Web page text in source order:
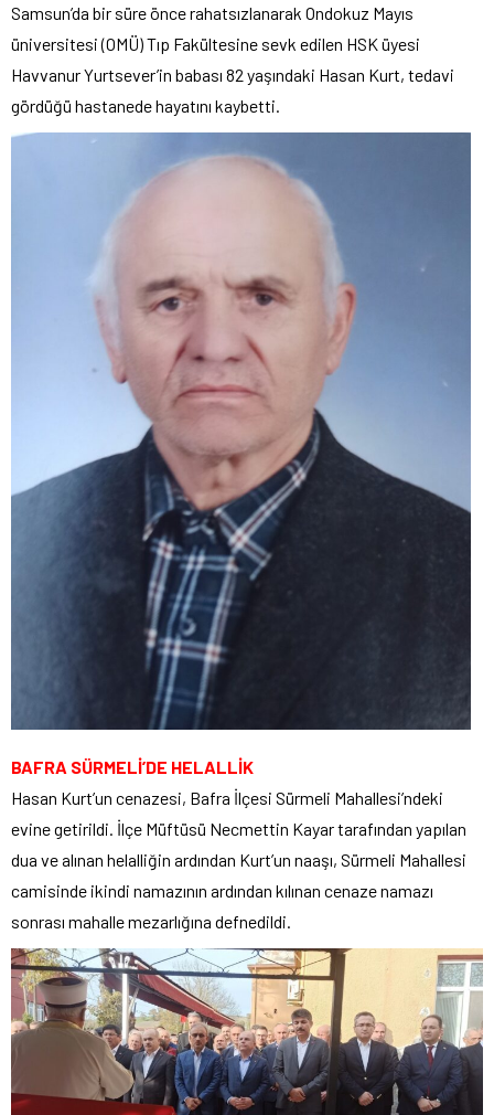
Samsun’da bir süre önce rahatsızlanarak Ondokuz Mayıs
üniversitesi (OMÜ) Tıp Fakültesine sevk edilen HSK üyesi
Havvanur Yurtsever’in babası 82 yaşındaki Hasan Kurt, tedavi
gördüğü hastanede hayatını kaybetti.
BAFRA SÜRMELİ’DE HELALLİK
Hasan Kurt’un cenazesi, Bafra İlçesi Sürmeli Mahallesi’ndeki
evine getirildi. İlçe Müftüsü Necmettin Kayar tarafından yapılan
dua ve alınan helalliğin ardından Kurt’un naaşı, Sürmeli Mahallesi
camisinde ikindi namazının ardından kılınan cenaze namazı
sonrası mahalle mezarlığına defnedildi.